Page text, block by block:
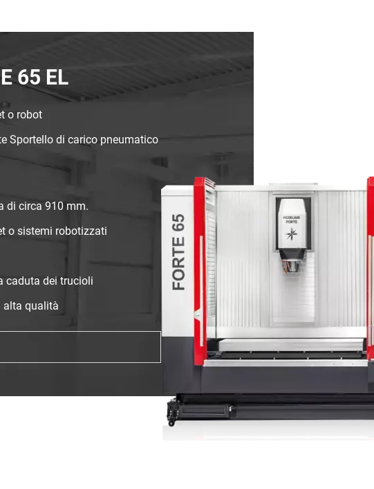
65 EL
o robot
Sportello di carico pneumatico
di circa 910 mm.
o sistemi robotizzati
caduta dei trucioli
alta qualità